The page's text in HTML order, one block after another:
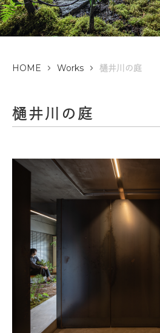
樋井川の庭
HOME Works 樋井川の庭